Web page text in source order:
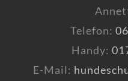
Telefon:
Handy:
E-Mail: